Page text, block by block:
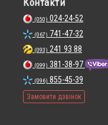
Контакти
(050) 024-24-52
(067) 741-47-32
(093) 241 93 88
(099) 381-38-97
(096) 855-45-39
Замовити дзвінок